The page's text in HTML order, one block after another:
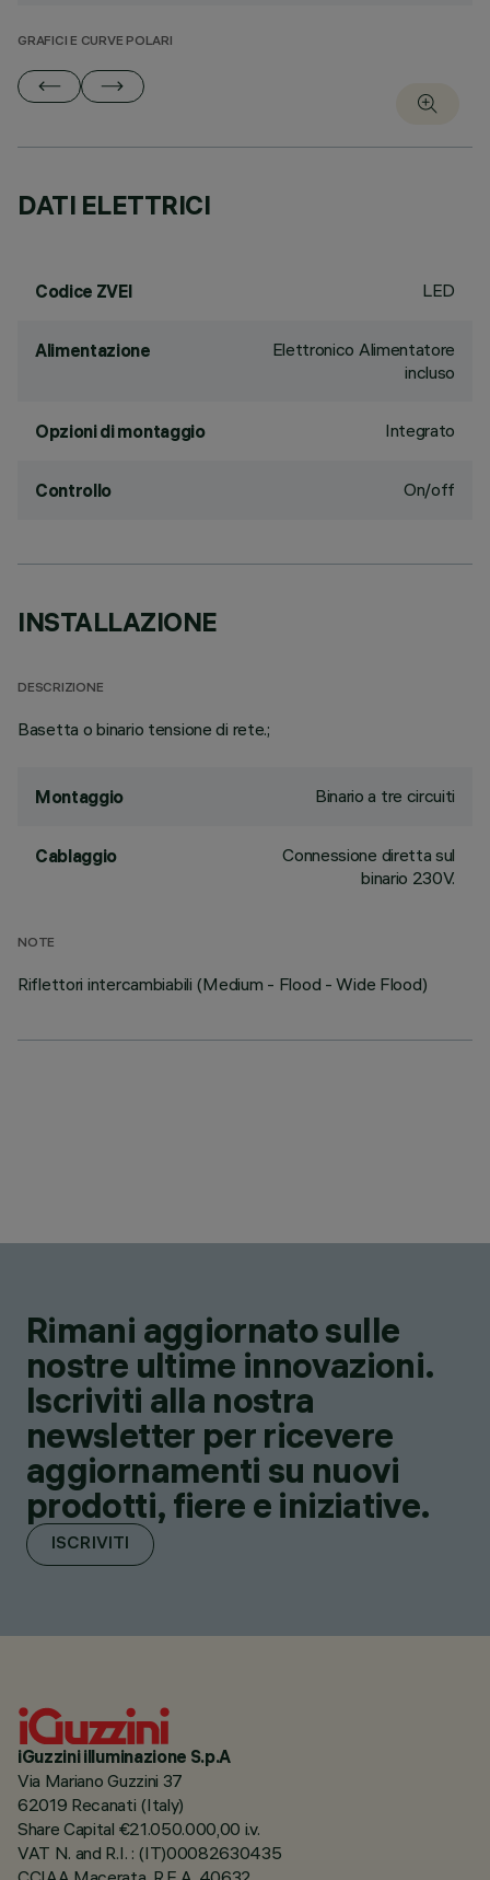
GRAFICI E CURVE POLARI
DATI ELETTRICI
Codice ZVEI LED
Alimentazione
Elettronico Alimentatore
incluso
Opzioni di montaggio Integrato
Controllo On/off
INSTALLAZIONE
DESCRIZIONE
Basetta o binario tensione di rete.;
Montaggio Binario a tre circuiti
Cablaggio
Connessione diretta sul
binario 230V.
NOTE
Riflettori intercambiabili (Medium - Flood - Wide Flood)
Rimani aggiornato sulle
nostre ultime innovazioni.
Iscriviti alla nostra
newsletter per ricevere
aggiornamenti su nuovi
prodotti, fiere e iniziative.
ISCRIVITI
iGuzzini illuminazione S.p.A
Via Mariano Guzzini 37
62019 Recanati (Italy)
Share Capital €21.050.000,00 i.v.
VAT N. and R.I. : (IT)00082630435